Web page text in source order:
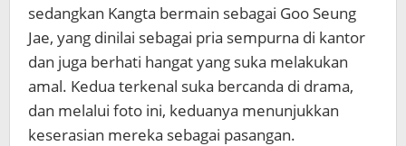
sedangkan Kangta bermain sebagai Goo Seung
Jae, yang dinilai sebagai pria sempurna di kantor
dan juga berhati hangat yang suka melakukan
amal. Kedua terkenal suka bercanda di drama,
dan melalui foto ini, keduanya menunjukkan
keserasian mereka sebagai pasangan.